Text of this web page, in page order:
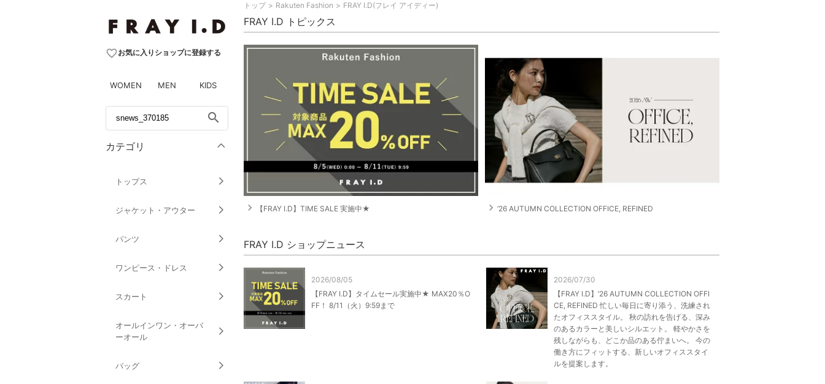
favorite_borderお気に入りショップに登録する
WOMEN MEN KIDS
search
カテゴリ
トップス
ジャケット・アウター
パンツ
ワンピース・ドレス
スカート
オールインワン・オーバ
ーオール
バッグ
トップ Rakuten Fashion FRAY I.D(フレイ アイディー)
FRAY I.D トピックス
navigate_next 【FRAY I.D】TIME SALE 実施中★ navigate_next ’26 AUTUMN COLLECTION OFFICE, REFINED
FRAY I.D ショップニュース
2026/08/05
【FRAY I.D】タイムセール実施中★ MAX20％O
FF！ 8/11（火）9:59まで
2026/07/30
【FRAY I.D】’26 AUTUMN COLLECTION OFFI
CE, REFINED 忙しい毎日に寄り添う、洗練され
たオフィススタイル。 秋の訪れを告げる、深み
のあるカラーと美しいシルエット。 軽やかさを
残しながらも、どこか品のある佇まいへ。 今の
働き方にフィットする、新しいオフィススタイ
ルを提案します。